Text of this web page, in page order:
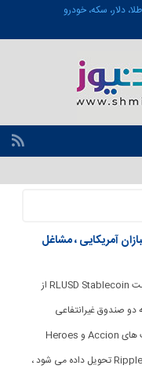
دلار، سکه، خودرو
آمریکایی ، مشاغل
[ad_1] شرکت Fintech در پشت RLUSD Stablecoin از
به دو صندوق غیرانتفاعی
پیشرو خبر داد: صندوق فرصت های Accion و Heroes
USA. این بودجه که در RLUSD با حمایت از دلار Ripple تحویل داده می شود ،